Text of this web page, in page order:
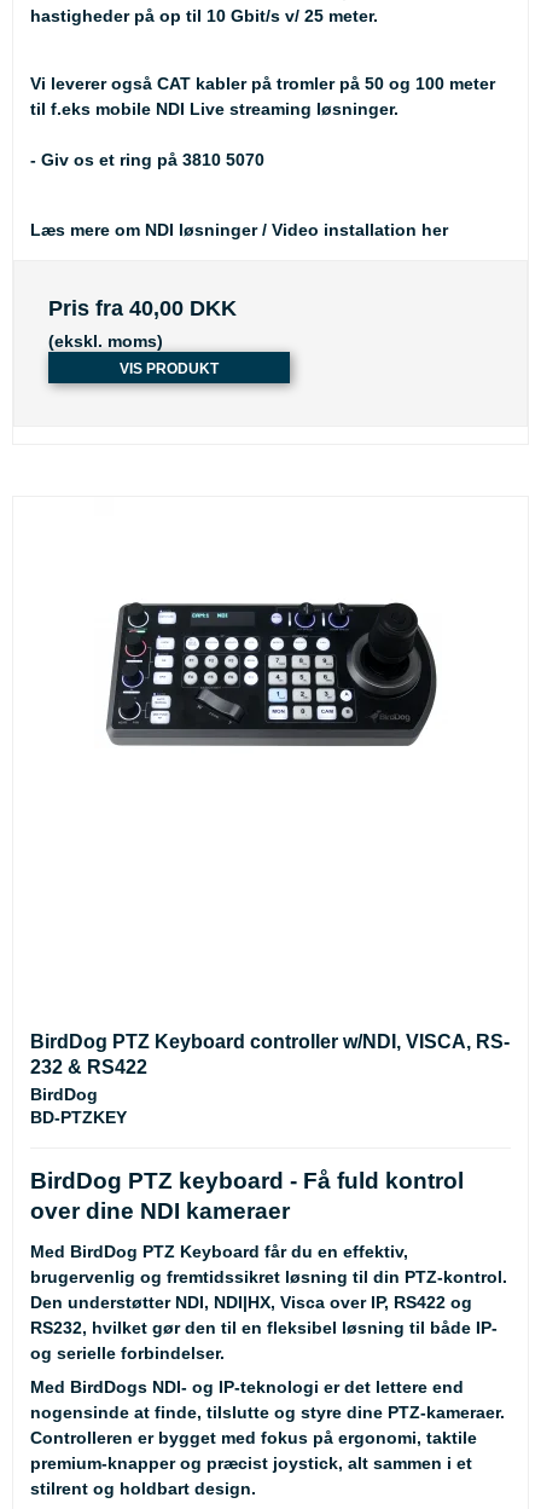
hastigheder på op til 10 Gbit/s v/ 25 meter.
Vi leverer også CAT kabler på tromler på 50 og 100 meter
til f.eks mobile NDI Live streaming løsninger.
- Giv os et ring på 3810 5070
Læs mere om NDI løsninger / Video installation her
Pris fra 40,00 DKK
(ekskl. moms)
VIS PRODUKT
BirdDog PTZ Keyboard controller w/NDI, VISCA, RS-
232 & RS422
BirdDog
BD-PTZKEY
BirdDog PTZ keyboard - Få fuld kontrol
over dine NDI kameraer
Med BirdDog PTZ Keyboard får du en effektiv,
brugervenlig og fremtidssikret løsning til din PTZ-kontrol.
Den understøtter NDI, NDI|HX, Visca over IP, RS422 og
RS232, hvilket gør den til en fleksibel løsning til både IP-
og serielle forbindelser.
Med BirdDogs NDI- og IP-teknologi er det lettere end
nogensinde at finde, tilslutte og styre dine PTZ-kameraer.
Controlleren er bygget med fokus på ergonomi, taktile
premium-knapper og præcist joystick, alt sammen i et
stilrent og holdbart design.